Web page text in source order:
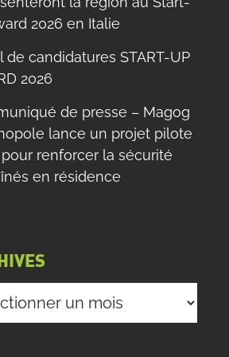
2026 en Italie
de candidatures START-UP
2026
de presse – Magog
lance un projet pilote
pour renforcer la sécurité
en résidence